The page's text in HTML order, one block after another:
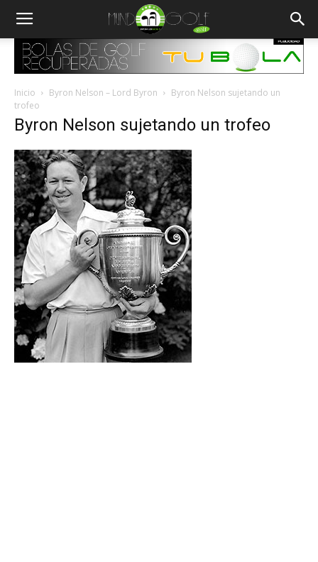
Inicio Byron Nelson – Lord Byron
Byron Nelson sujetando un
trofeo
Byron Nelson sujetando un trofeo